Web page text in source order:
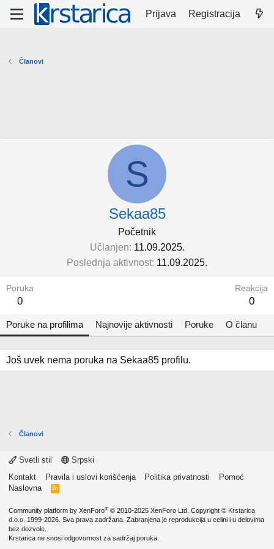
Prijava Registracija
Članovi
S
Sekaa85
Početnik
Učlanjen 11.09.2025.
Poslednja aktivnost 11.09.2025.
Poruka
0
Reakcija
0
Poruke na profilima Najnovije aktivnosti Poruke O članu
Još uvek nema poruka na Sekaa85 profilu.
Članovi
Svetli stil
Srpski
Kontakt
Pravila i uslovi korišćenja Politika privatnosti
Pomoć
Naslovna
R
Community platform by XenForo® © 2010-2025 XenForo Ltd. Copyright © Krstarica
d.o.o. 1999-2026. Sva prava zadržana. Zabranjena je reprodukcija u celini i u delovima
bez dozvole.
Krstarica ne snosi odgovornost za sadržaj poruka.